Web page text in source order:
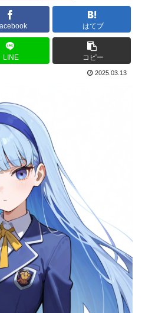
はてブ
LINE コピー
2025.03.13